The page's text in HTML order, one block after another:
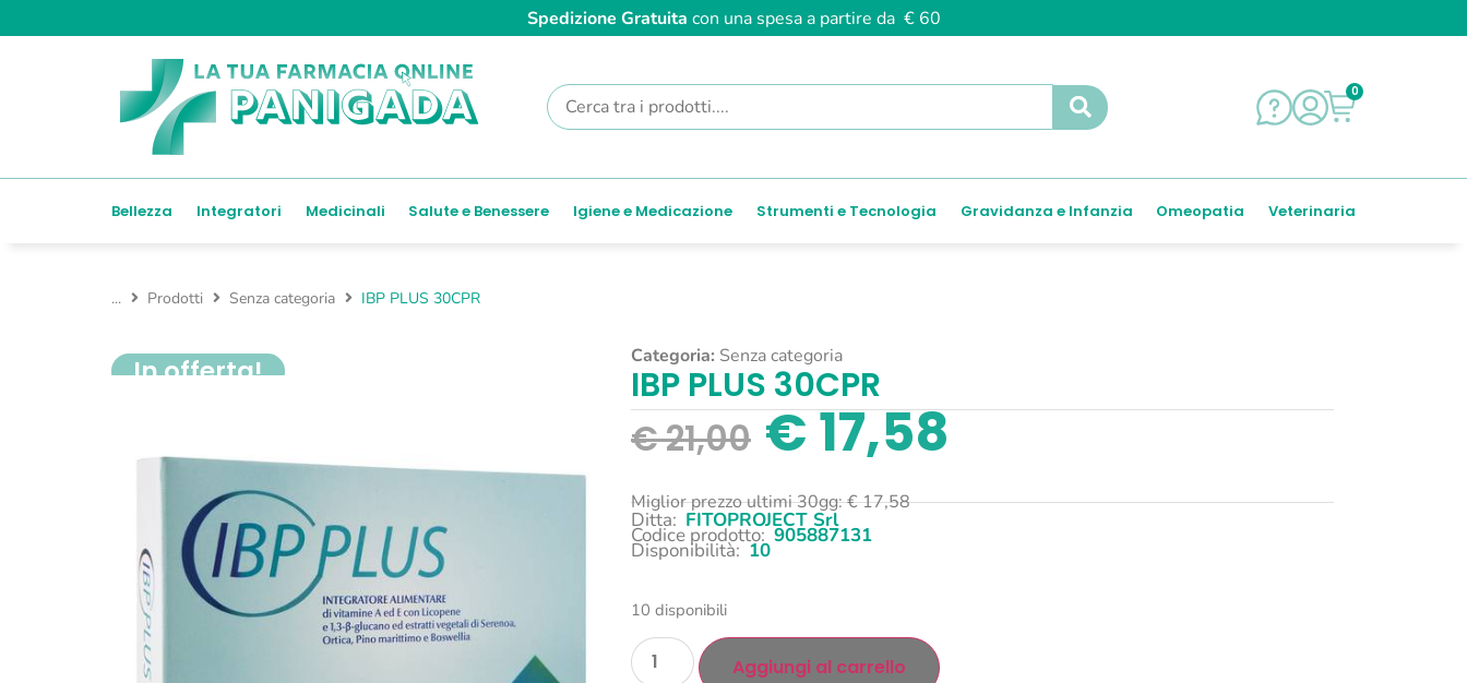
Spedizione Gratuita con una spesa a partire da € 60
0
Bellezza Integratori Medicinali Salute e Benessere Igiene e Medicazione Strumenti e Tecnologia Gravidanza e Infanzia Omeopatia Veterinaria
... Prodotti Senza categoria IBP PLUS 30CPR
In offerta! Categoria: Senza categoria
IBP PLUS 30CPR
€21,00 €17,58
Miglior prezzo ultimi 30gg:€17,58
Ditta: FITOPROJECT Srl
Codice prodotto: 905887131
Disponibilità: 10
10 disponibili
Aggiungi al carrello